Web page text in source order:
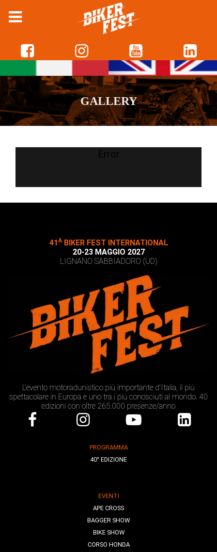
GALLERY
Error
41 ABIKER FEST INTERNATIONAL
20-23 MAGGIO 2027
LIGNANO SABBIADORO (UD)
L’evento motoradunistico più importante d’Italia, il più
spettacolare in Europa e uno tra i più conosciuti al mondo. 40
edizioni con oltre 265.000 presenze/anno
PROGRAMMA
40° EDIZIONE
EVENTI
APE CROSS
BAGGER SHOW
BIKE SHOW
CORSO HONDA